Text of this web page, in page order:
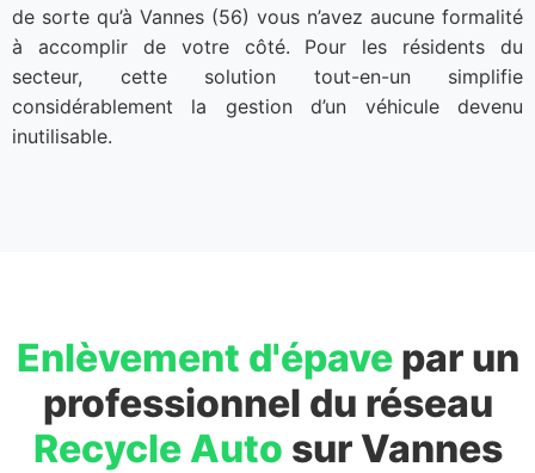
de sorte qu’à Vannes (56) vous n’avez aucune formalité
à accomplir de votre côté. Pour les résidents du
secteur, cette solution tout-en-un simplifie
considérablement la gestion d’un véhicule devenu
inutilisable.
Enlèvement d'épavepar un
professionnel du réseau
Recycle Auto sur Vannes